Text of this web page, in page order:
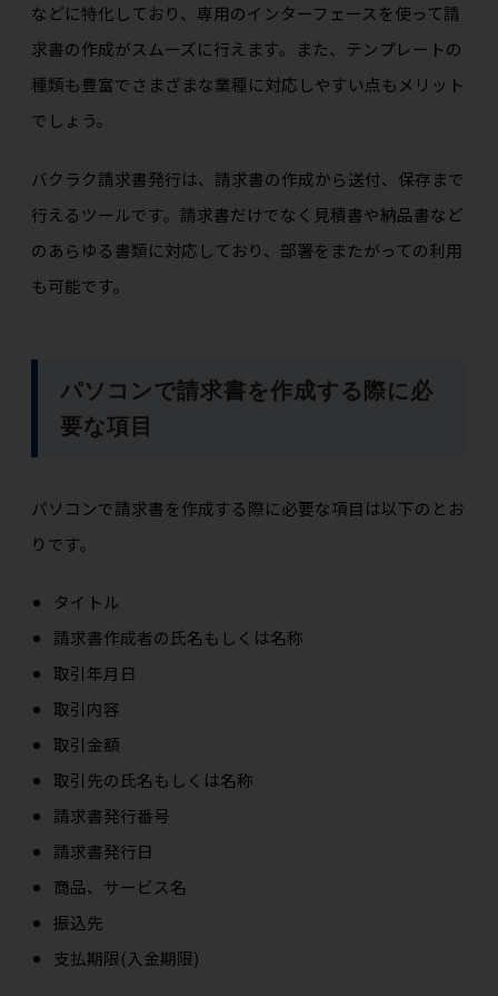
などに特化しており、専用のインターフェースを使って請
求書の作成がスムーズに行えます。また、テンプレートの
種類も豊富でさまざまな業種に対応しやすい点もメリット
でしょう。
バクラク請求書発行は、請求書の作成から送付、保存まで
行えるツールです。請求書だけでなく見積書や納品書など
のあらゆる書類に対応しており、部署をまたがっての利用
も可能です。
パソコンで請求書を作成する際に必
要な項目
パソコンで請求書を作成する際に必要な項目は以下のとお
りです。
タイトル
請求書作成者の氏名もしくは名称
取引年月日
取引内容
取引金額
取引先の氏名もしくは名称
請求書発行番号
請求書発行日
商品、サービス名
振込先
支払期限(入金期限)